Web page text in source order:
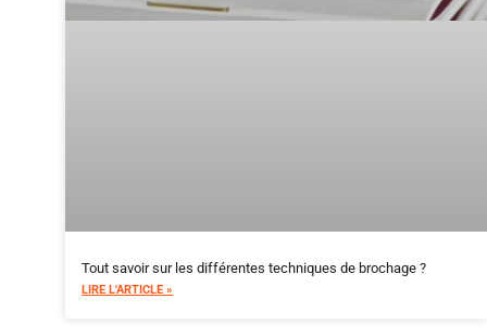
Tout savoir sur les différentes techniques de brochage ?
LIRE L'ARTICLE »